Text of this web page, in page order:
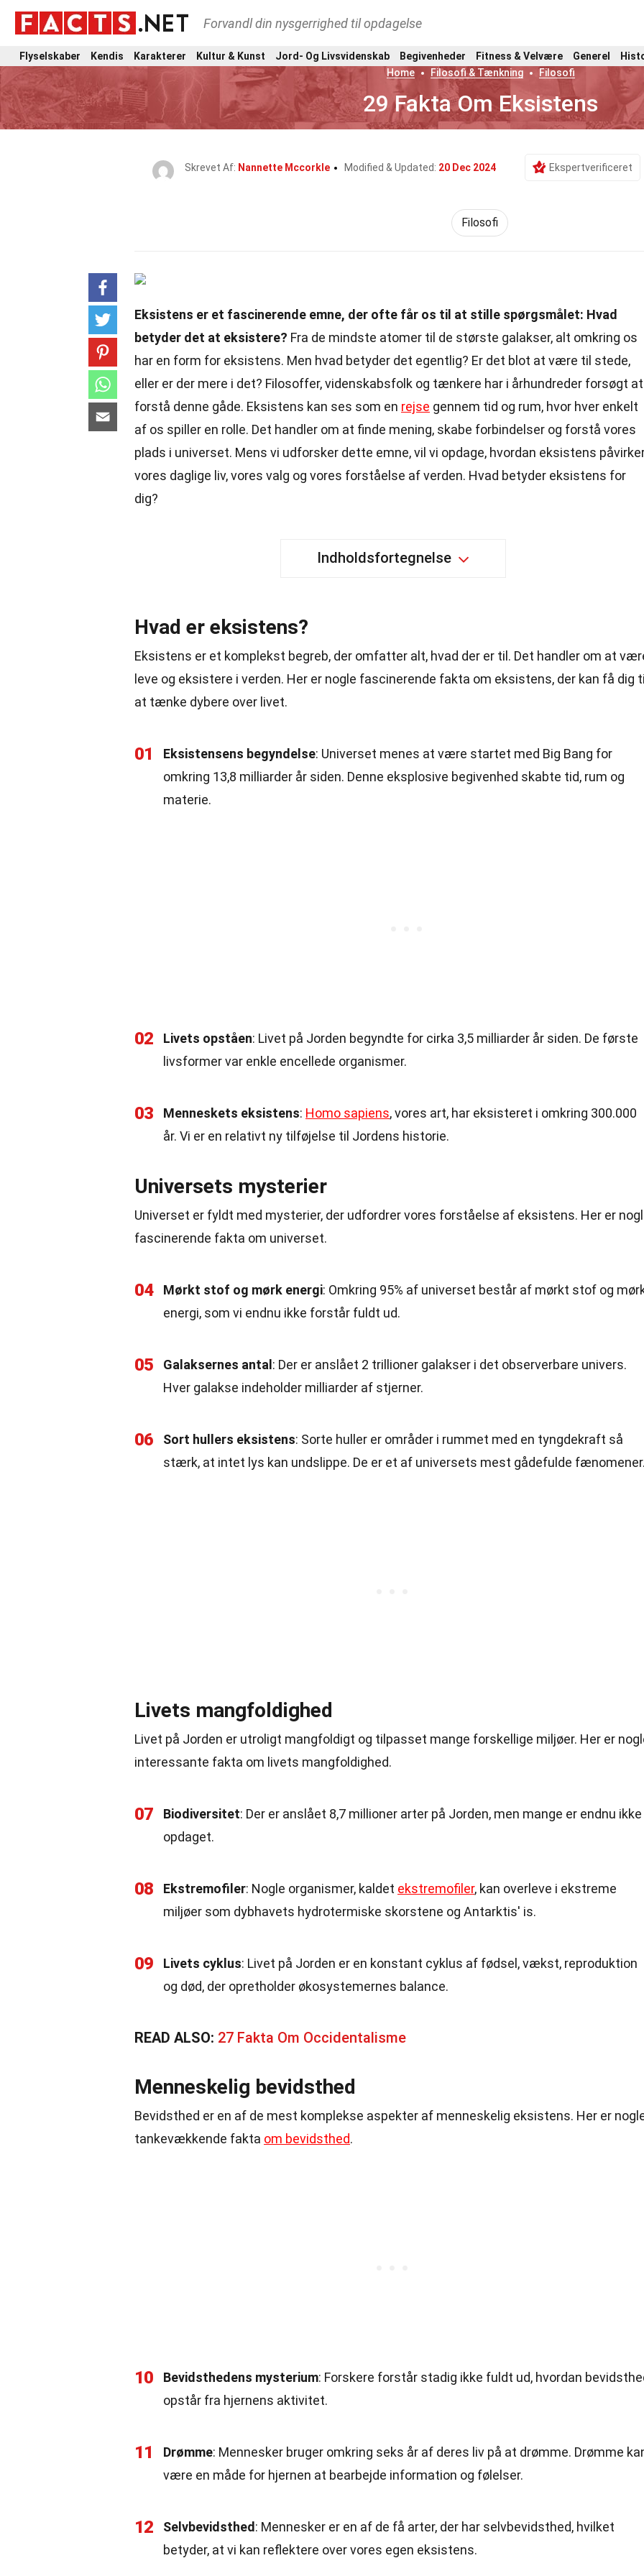
Forvandl din nysgerrighed til opdagelse
Flyselskaber Kendis Karakterer Kultur & Kunst Jord- Og Livsvidenskab Begivenheder Fitness & Velvære Generel
Home
Filosofi & Tænkning Filosofi
29 Fakta Om Eksistens
Skrevet Af: Nannette Mccorkle Modified & Updated: 20 Dec 2024 Ekspertverificeret
Filosofi
Eksistens er et fascinerende emne, der ofte får os til at stille spørgsmålet: Hvad
betyder det at eksistere? Fra de mindste atomer til de største galakser, alt omkring os
har en form for eksistens. Men hvad betyder det egentlig? Er det blot at være til stede,
eller er der mere i det? Filosoffer, videnskabsfolk og tænkere har i århundreder forsøgt at
forstå denne gåde. Eksistens kan ses som en rejse gennem tid og rum, hvor hver enkelt
af os spiller en rolle. Det handler om at finde mening, skabe forbindelser og forstå vores
plads i universet. Mens vi udforsker dette emne, vil vi opdage, hvordan eksistens
vores daglige liv, vores valg og vores forståelse af verden. Hvad betyder eksistens for
dig?
Indholdsfortegnelse
Hvad er eksistens?
Eksistens er et komplekst begreb, der omfatter alt, hvad der er til. Det handler om at
leve og eksistere i verden. Her er nogle fascinerende fakta om eksistens, der kan få dig
at tænke dybere over livet.
01 Eksistensens begyndelse: Universet menes at være startet med Big Bang for
omkring 13,8 milliarder år siden. Denne eksplosive begivenhed skabte tid, rum og
materie.
02 Livets opståen: Livet på Jorden begyndte for cirka 3,5 milliarder år siden. De første
livsformer var enkle encellede organismer.
03 Menneskets eksistens: Homo sapiens, vores art, har eksisteret i omkring 300.000
år. Vi er en relativt ny tilføjelse til Jordens historie.
Universets mysterier
Universet er fyldt med mysterier, der udfordrer vores forståelse af eksistens. Her er
fascinerende fakta om universet.
04 Mørkt stof og mørk energi: Omkring 95% af universet består af mørkt stof og
energi, som vi endnu ikke forstår fuldt ud.
05 Galaksernes antal : Der er anslået 2 trillioner galakser i det observerbare univers.
Hver galakse indeholder milliarder af stjerner.
06 Sort hullers eksistens: Sorte huller er områder i rummet med en tyngdekraft så
stærk, at intet lys kan undslippe. De er et af universets mest gådefulde
Livets mangfoldighed
Livet på Jorden er utroligt mangfoldigt og tilpasset mange forskellige miljøer. Her er
interessante fakta om livets mangfoldighed.
07 Biodiversitet: Der er anslået 8,7 millioner arter på Jorden, men mange er endnu ikke
opdaget.
08 Ekstremofiler: Nogle organismer, kaldet ekstremofiler, kan overleve i ekstreme
miljøer som dybhavets hydrotermiske skorstene og Antarktis' is.
09 Livets cyklus: Livet på Jorden er en konstant cyklus af fødsel, vækst, reproduktion
og død, der opretholder økosystemernes balance.
READ ALSO: 27 Fakta Om Occidentalisme
Menneskelig bevidsthed
Bevidsthed er en af de mest komplekse aspekter af menneskelig eksistens. Her er
tankevækkende fakta om bevidsthed.
10 Bevidsthedens mysterium: Forskere forstår stadig ikke fuldt ud, hvordan
opstår fra hjernens aktivitet.
11 Drømme: Mennesker bruger omkring seks år af deres liv på at drømme. Drømme
være en måde for hjernen at bearbejde information og følelser.
12 Selvbevidsthed : Mennesker er en af de få arter, der har selvbevidsthed, hvilket
betyder, at vi kan reflektere over vores egen eksistens.